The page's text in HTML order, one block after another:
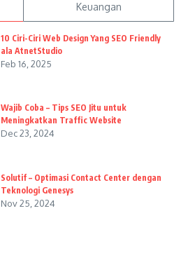
Keuangan
10 Ciri-Ciri Web Design Yang SEO Friendly
ala AtnetStudio
Feb 16, 2025
Wajib Coba – Tips SEO Jitu untuk
Meningkatkan Traffic Website
Dec 23, 2024
Solutif – Optimasi Contact Center dengan
Teknologi Genesys
Nov 25, 2024